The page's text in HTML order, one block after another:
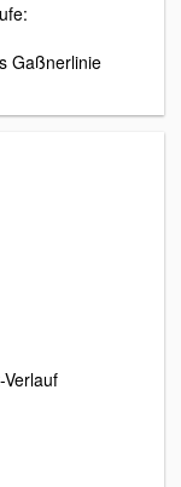
Gaßnerlinie